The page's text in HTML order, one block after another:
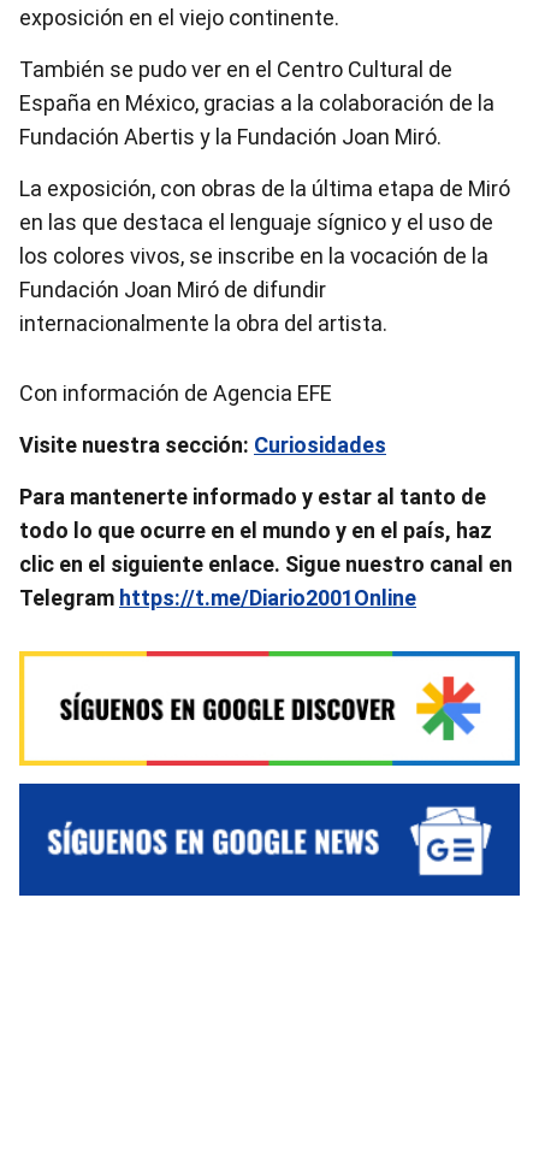
exposición en el viejo continente.
También se pudo ver en el Centro Cultural de
España en México, gracias a la colaboración de la
Fundación Abertis y la Fundación Joan Miró.
La exposición, con obras de la última etapa de Miró
en las que destaca el lenguaje sígnico y el uso de
los colores vivos, se inscribe en la vocación de la
Fundación Joan Miró de difundir
internacionalmente la obra del artista.
Con información de Agencia EFE
Visite nuestra sección: Curiosidades
Para mantenerte informado y estar al tanto de
todo lo que ocurre en el mundo y en el país, haz
clic en el siguiente enlace. Sigue nuestro canal en
Telegram https://t.me/Diario2001Online